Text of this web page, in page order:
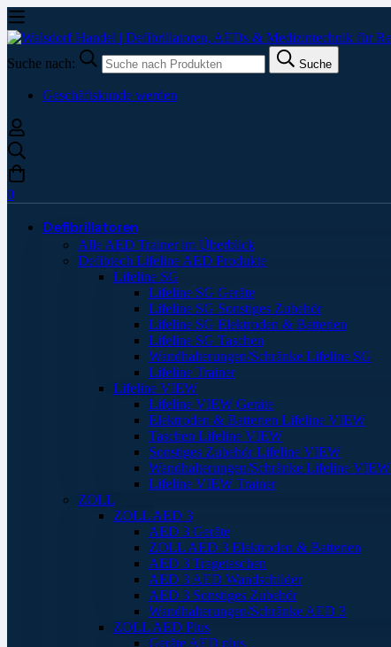
Suche nach: Suche
Geschäftskunde werden
0
Defibrillatoren
Alle AED Trainer im Überblick
Defibtech Lifeline AED Produkte
Lifeline SG
Lifeline SG Geräte
Lifeline SG Sonstiges Zubehör
Lifeline SG Elektroden & Batterien
Lifeline SG Taschen
Wandhalterungen/Schränke Lifeline SG
Lifeline Trainer
Lifeline VIEW
Lifeline VIEW Geräte
Elektroden & Batterien Lifeline VIEW
Taschen Lifeline VIEW
Sonstiges Zubehör Lifeline VIEW
Wandhalterungen/Schränke Lifeline VIEW
Lifeline VIEW Trainer
ZOLL
ZOLL AED 3
AED 3 Geräte
ZOLL AED 3 Elektroden & Batterien
AED 3 Tragetaschen
AED 3 AED Wandschilder
AED 3 Sonstiges Zubehör
Wandhalterungen/Schränke AED 3
ZOLL AED Plus
Geräte AED plus